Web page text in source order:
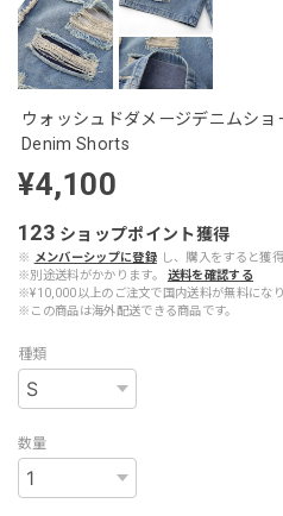
ウォッシュドダメージデニムシ
Denim Shorts
¥4,100
123 ショップポイント獲得
※ メンバーシップに登録 し、購入をすると獲得
※別途送料がかかります。
送料を確認する
※¥10,000以上のご注文で国内送料が無料になり
※この商品は海外配送できる商品です。
種類
数量